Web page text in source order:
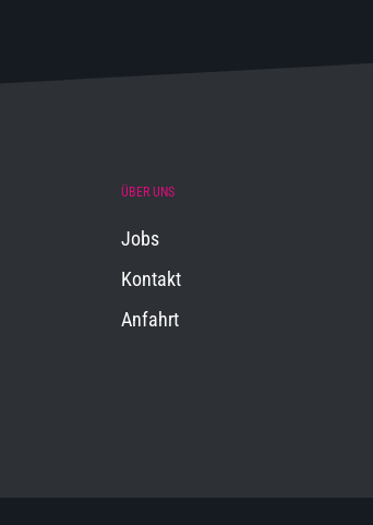
ÜBER UNS
Jobs
Kontakt
Anfahrt